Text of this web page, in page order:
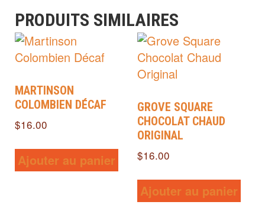
PRODUITS SIMILAIRES
MARTINSON
COLOMBIEN DÉCAF
$16.00
Ajouter au panier
GROVE SQUARE
CHOCOLAT CHAUD
ORIGINAL
$16.00
Ajouter au panier